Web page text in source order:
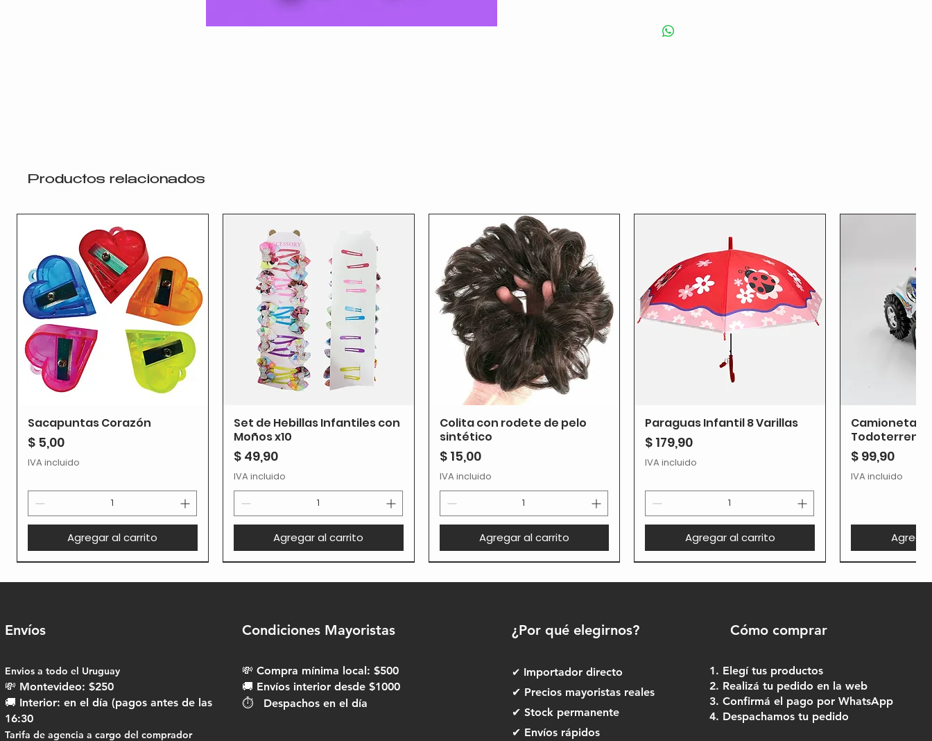
Productos relacionados
Sacapuntas Corazón
Precio
$ 5,00
IVA incluido
Agregar al carrito
Set de Hebillas Infantiles con
Moños x10
Precio
$ 49,90
IVA incluido
Agregar al carrito
Colita con rodete de pelo
sintético
Precio
$ 15,00
IVA incluido
Agregar al carrito
Paraguas Infantil 8 Varillas
Precio
$ 179,90
IVA incluido
Agregar al carrito
Camioneta
Todoterreno
Precio
$ 99,90
IVA incluido
Envíos
Envios a todo el Uruguay​
💸 Montevideo: $250
🚚 Interior: en el día (pagos antes de las
16:30
Tarifa de agencia a cargo del comprador
Condiciones Mayoristas
💸 Compra mínima local: $500
🚚 Envíos interior desde $1000
⏱ Despachos en el día
¿Por qué elegirnos?
✔ Importador directo
✔ Precios mayoristas reales
✔ Stock permanente
✔ Envíos rápidos
Cómo comprar
Elegí tus productos
Realizá tu pedido en la web
Confirmá el pago por WhatsApp
Despachamos tu pedido